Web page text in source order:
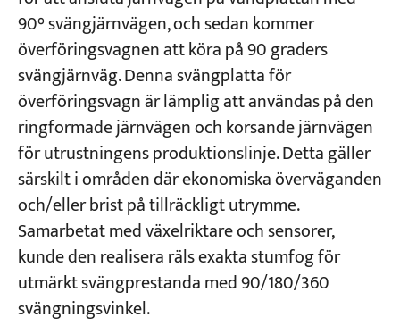
90° svängjärnvägen, och sedan kommer
överföringsvagnen att köra på 90 graders
svängjärnväg. Denna svängplatta för
överföringsvagn är lämplig att användas på den
ringformade järnvägen och korsande järnvägen
för utrustningens produktionslinje. Detta gäller
särskilt i områden där ekonomiska överväganden
och/eller brist på tillräckligt utrymme.
Samarbetat med växelriktare och sensorer,
kunde den realisera räls exakta stumfog för
utmärkt svängprestanda med 90/180/360
svängningsvinkel.